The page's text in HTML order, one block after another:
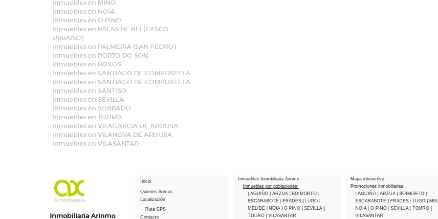
Inmuebles en MIÑO
Inmuebles en NOIA
Inmuebles en O PINO
Inmuebles en PALAS DE REI (CASCO
URBANO)
Inmuebles en PALMEIRA (SAN PEDRO)
Inmuebles en PORTO DO SON
Inmuebles en ROXOS
Inmuebles en SANTIAGO DE COMPOSTELA
Inmuebles en SANTIAGO DE COMPOSTELA
Inmuebles en SANTISO
Inmuebles en SEVILLA
Inmuebles en SOBRADO
Inmuebles en TOURO
Inmuebles en VILAGARCIA DE AROUSA
Inmuebles en VILANOVA DE AROUSA
Inmuebles en VILASANTAR
Inmobiliaria Arinmo
Inicio
Quienes Somos
Localización
Ruta GPS
Contacto
Inmuebles Inmobiliaria Arinmo
Inmuebles por poblaciones:
| AGUIÑO
| ARZUA | BOIMORTO
ESCARABOTE
| FRADES | LUGO
MELIDE
| NOIA | O PINO | SEVILLA
TOURO
| VILASANTAR
Mapa interactivo
Promociones inmobiliarias
| AGUIÑO
| ARZUA | BOIMORTO
ESCARABOTE
| FRADES | LUGO |
NOIA
| O PINO | SEVILLA | TOURO
VILASANTAR